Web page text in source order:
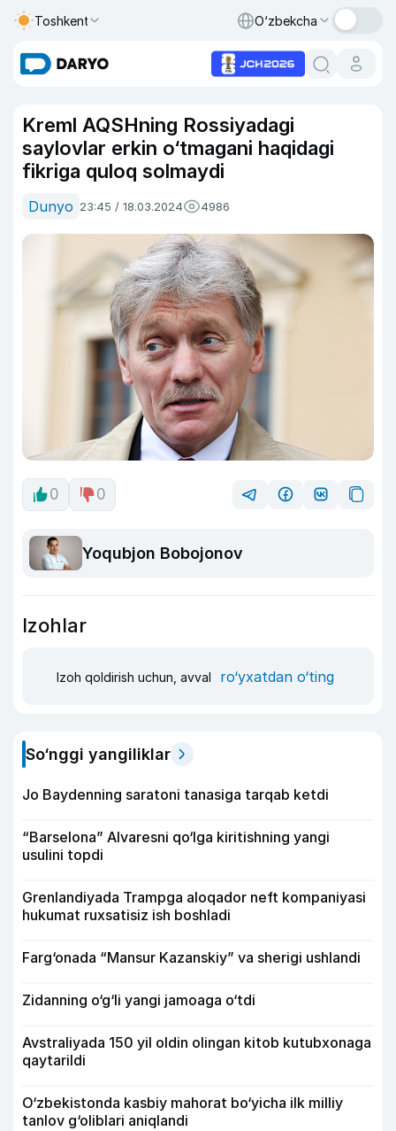
Toshkent O‘zbekcha
Kreml AQSHning Rossiyadagi
saylovlar erkin o‘tmagani haqidagi
fikriga quloq solmaydi
Dunyo 23:45 / 18.03.2024 4986
0 0
Yoqubjon Bobojonov
Izohlar
Izoh qoldirish uchun, avval ro‘yxatdan o‘ting
So‘nggi yangiliklar
Jo Baydenning saratoni tanasiga tarqab ketdi
“Barselona” Alvaresni qo‘lga kiritishning yangi
usulini topdi
Grenlandiyada Trampga aloqador neft kompaniyasi
hukumat ruxsatisiz ish boshladi
Farg‘onada “Mansur Kazanskiy” va sherigi ushlandi
Zidanning o‘g‘li yangi jamoaga o‘tdi
Avstraliyada 150 yil oldin olingan kitob kutubxonaga
qaytarildi
O‘zbekistonda kasbiy mahorat bo‘yicha ilk milliy
tanlov g‘oliblari aniqlandi